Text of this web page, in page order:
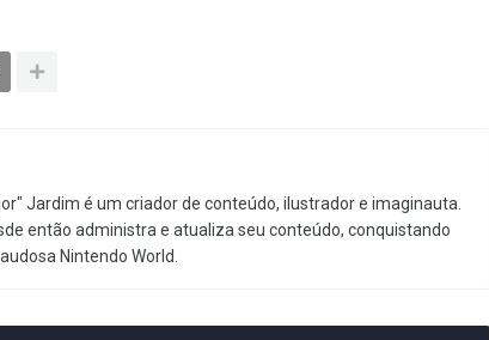
Jardim é um criador de conteúdo, ilustrador e imaginauta.
então administra e atualiza seu conteúdo, conquistando
Nintendo World.